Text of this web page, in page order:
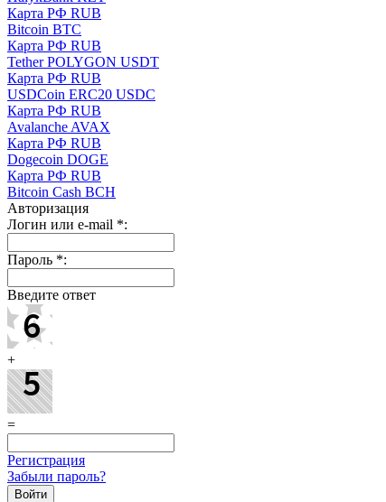
Карта РФ RUB
Bitcoin BTC
Карта РФ RUB
Tether POLYGON USDT
Карта РФ RUB
USDCoin ERC20 USDC
Карта РФ RUB
Avalanche AVAX
Карта РФ RUB
Dogecoin DOGE
Карта РФ RUB
Bitcoin Cash BCH
Авторизация
Логин или e-mail *:
Пароль *:
Введите ответ
+
=
Регистрация
Забыли пароль?